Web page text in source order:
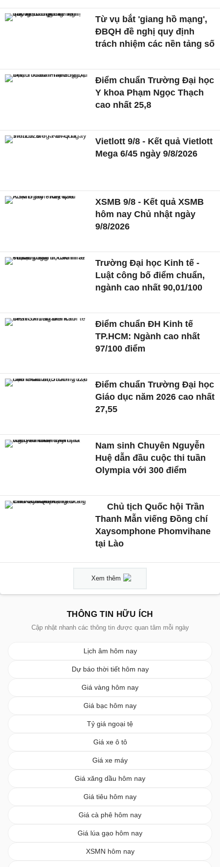
Từ vụ bắt 'giang hồ mạng',
ĐBQH đề nghị quy định
trách nhiệm các nền tảng số
Điểm chuẩn Trường Đại học
Y khoa Phạm Ngọc Thạch
cao nhất 25,8
Vietlott 9/8 - Kết quả Vietlott
Mega 6/45 ngày 9/8/2026
XSMB 9/8 - Kết quả XSMB
hôm nay Chủ nhật ngày
9/8/2026
Trường Đại học Kinh tế -
Luật công bố điểm chuẩn,
ngành cao nhất 90,01/100
Điểm chuẩn ĐH Kinh tế
TP.HCM: Ngành cao nhất
97/100 điểm
Điểm chuẩn Trường Đại học
Giáo dục năm 2026 cao nhất
27,55
Nam sinh Chuyên Nguyễn
Huệ dẫn đầu cuộc thi tuần
Olympia với 300 điểm
Chủ tịch Quốc hội Trần
Thanh Mẫn viếng Đồng chí
Xaysomphone Phomvihane
tại Lào
Xem thêm
THÔNG TIN HỮU ÍCH
Cập nhật nhanh các thông tin được quan tâm mỗi ngày
Lịch âm hôm nay
Dự báo thời tiết hôm nay
Giá vàng hôm nay
Giá bạc hôm nay
Tỷ giá ngoại tệ
Giá xe ô tô
Giá xe máy
Giá xăng dầu hôm nay
Giá tiêu hôm nay
Giá cà phê hôm nay
Giá lúa gạo hôm nay
XSMN hôm nay